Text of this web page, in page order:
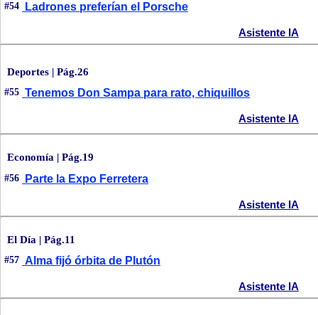
#54 Ladrones preferían el Porsche
Asistente IA
Deportes | Pág.26
#55 Tenemos Don Sampa para rato, chiquillos
Asistente IA
Economía | Pág.19
#56 Parte la Expo Ferretera
Asistente IA
El Día | Pág.11
#57 Alma fijó órbita de Plutón
Asistente IA